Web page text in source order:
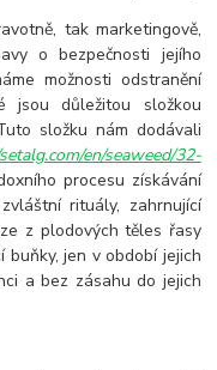
tak marketingově,
o bezpečnosti jejího
možnosti odstranění
jsou důležitou složkou
složku nám dodávali
en/seaweed/32-
procesu získávání
rituály, zahrnující
z plodových těles řasy
buňky, jen v období jejich
a bez zásahu do jejich